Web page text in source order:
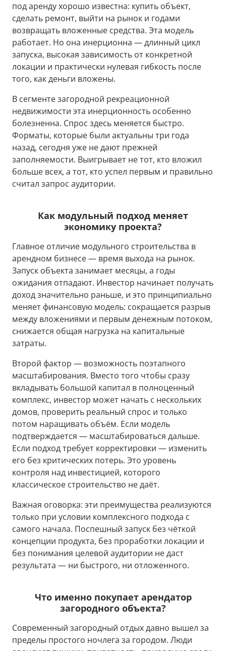
под аренду хорошо известна: купить объект,
сделать ремонт, выйти на рынок и годами
возвращать вложенные средства. Эта модель
работает. Но она инерционна — длинный цикл
запуска, высокая зависимость от конкретной
локации и практически нулевая гибкость после
того, как деньги вложены.
В сегменте загородной рекреационной
недвижимости эта инерционность особенно
болезненна. Спрос здесь меняется быстро.
Форматы, которые были актуальны три года
назад, сегодня уже не дают прежней
заполняемости. Выигрывает не тот, кто вложил
больше всех, а тот, кто успел первым и правильно
считал запрос аудитории.
Как модульный подход меняет
экономику проекта?
Главное отличие модульного строительства в
арендном бизнесе — время выхода на рынок.
Запуск объекта занимает месяцы, а годы
ожидания отпадают. Инвестор начинает получать
доход значительно раньше, и это принципиально
меняет финансовую модель: сокращается разрыв
между вложениями и первым денежным потоком,
снижается общая нагрузка на капитальные
затраты.
Второй фактор — возможность поэтапного
масштабирования. Вместо того чтобы сразу
вкладывать большой капитал в полноценный
комплекс, инвестор может начать с нескольких
домов, проверить реальный спрос и только
потом наращивать объём. Если модель
подтверждается — масштабироваться дальше.
Если подход требует корректировки — изменить
его без критических потерь. Это уровень
контроля над инвестицией, которого
классическое строительство не даёт.
Важная оговорка: эти преимущества реализуются
только при условии комплексного подхода с
самого начала. Поспешный запуск без чёткой
концепции продукта, без проработки локации и
без понимания целевой аудитории не даст
результата — ни быстрого, ни отложенного.
Что именно покупает арендатор
загородного объекта?
Современный загородный отдых давно вышел за
пределы простого ночлега за городом. Люди